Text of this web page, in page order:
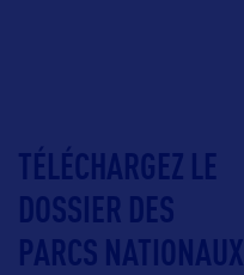
TÉLÉCHARGEZ LE
DOSSIER DES
PARCS NATIONAUX